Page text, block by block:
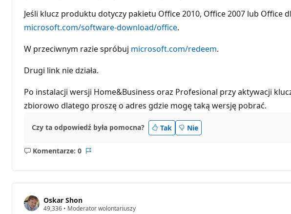
Jeśli klucz produktu dotyczy pakietu Office 2010, Office 2007 lub
microsoft.com/software-download/office.
W przeciwnym razie spróbuj microsoft.com/redeem.
Drugi link nie działa.
Po instalacji wersji Home&Business oraz Profesional przy aktywacji
zbiorowo dlatego proszę o adres gdzie mogę taką wersję pobrać.
Czy ta odpowiedź była pomocna? Tak Nie
Komentarze: 0
Brak
Oskar Shon
49,336 P• Moderator wolontariuszy